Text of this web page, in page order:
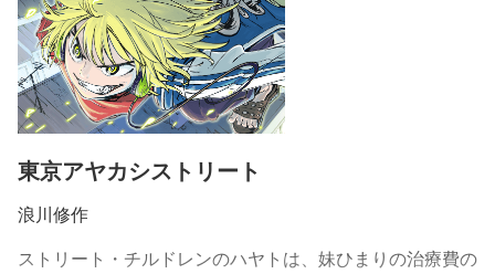
東京アヤカシストリート
浪川修作
ストリート・チルドレンのハヤトは、妹ひまりの治療費の